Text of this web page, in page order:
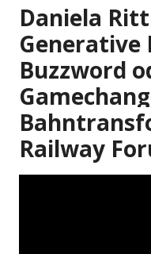
Daniela
Generative
Buzzword
Railway